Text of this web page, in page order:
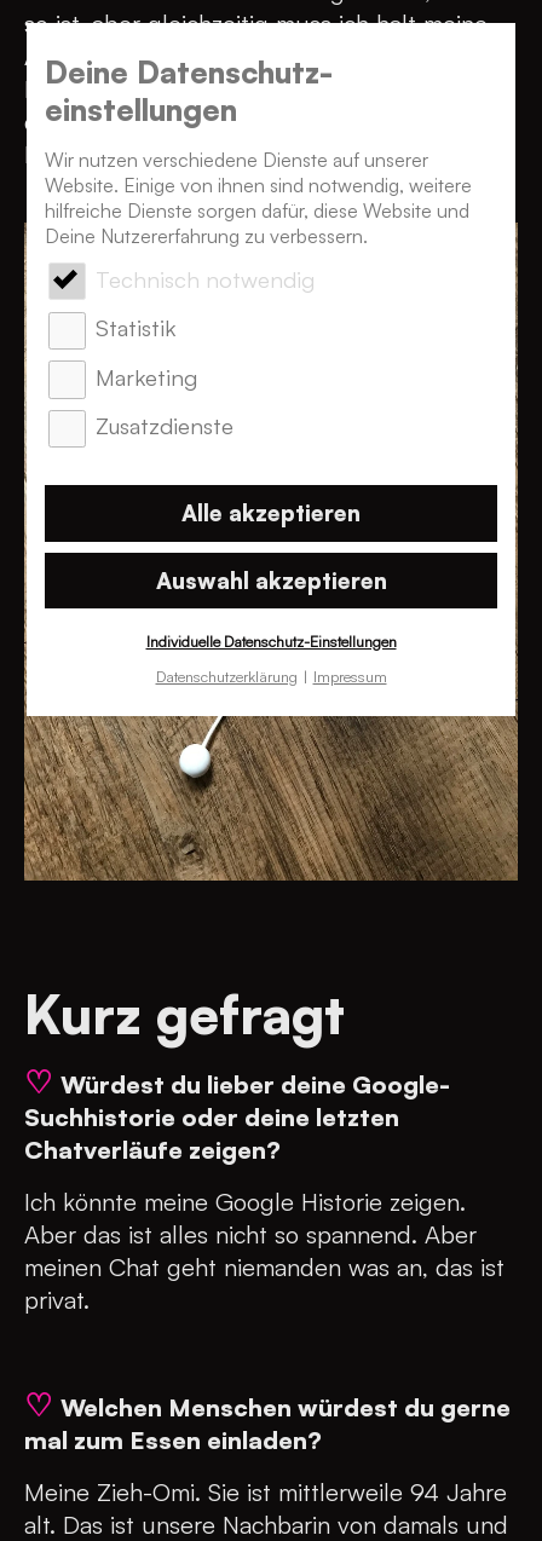
Deine Datenschutz­
einstellungen
Wir nutzen verschiedene Dienste auf unserer
Website. Einige von ihnen sind notwendig, weitere
hilfreiche Dienste sorgen dafür, diese Website und
Deine Nutzererfahrung zu verbessern.
Technisch notwendig
Statistik
Marketing
Zusatzdienste
Alle akzeptieren
Auswahl akzeptieren
Individuelle Datenschutz-Einstellungen
Datenschutzerklärung
Impressum
so ist, aber gleichzeitig muss ich halt meine
Arbeit schaffen. Es ist ein Geben und
Nehmen. Aber es ist gut zu wissen, dass ich
den Stift fallen lassen kann, falls mal was ist.
Dafür haben hier alle Verständnis.
Kurz gefragt
♡ Würdest du lieber deine Google-
Suchhistorie oder deine letzten
Chatverläufe zeigen?
Ich könnte meine Google Historie zeigen.
Aber das ist alles nicht so spannend. Aber
meinen Chat geht niemanden was an, das ist
privat.
♡ Welchen Menschen würdest du gerne
mal zum Essen einladen?
Meine Zieh-Omi. Sie ist mittlerweile 94 Jahre
alt. Das ist unsere Nachbarin von damals und